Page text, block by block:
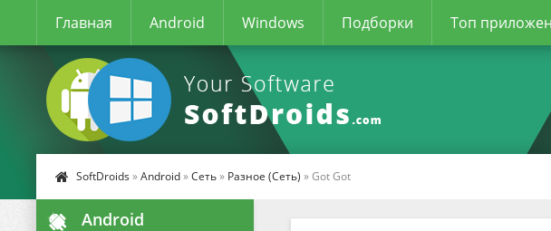
Главная Android Windows Подборки Топ
SoftDroids »Android»Сеть» Разное (Сеть) » Got Got
Android